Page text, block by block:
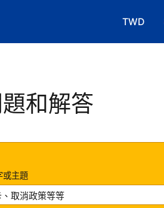
TWD
選擇您
和解答
或主題